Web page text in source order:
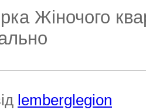
Жіночого
lemberglegion